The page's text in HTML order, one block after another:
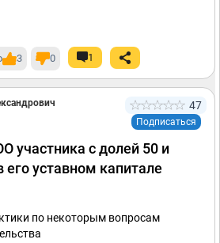
3 0 1
47
Подписаться
участника с долей 50 и
его уставном капитале
по некоторым вопросам